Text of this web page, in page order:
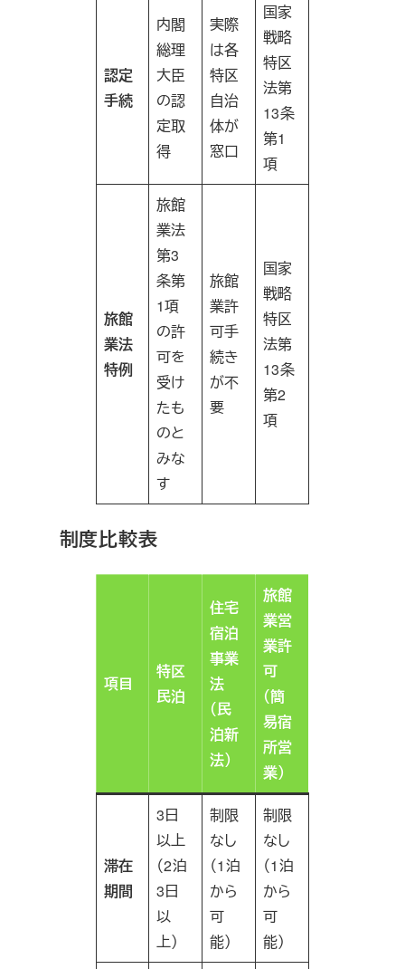
認定
手続
内閣
総理
大臣
の認
定取
得
実際
は各
特区
自治
体が
窓口
国家
戦略
特区
法第
13条
第1
項
旅館
業法
特例
旅館
業法
第3
条第
1項
の許
可を
受け
たも
のと
みな
す
旅館
業許
可手
続き
が不
要
国家
戦略
特区
法第
13条
第2
項
制度比較表
項目
特区
民泊
住宅
宿泊
事業
法
（民
泊新
法）
旅館
業営
業許
可
（簡
易宿
所営
業）
滞在
期間
3日
以上
（2泊
3日
以
上）
制限
なし
（1泊
から
可
能）
制限
なし
（1泊
から
可
能）